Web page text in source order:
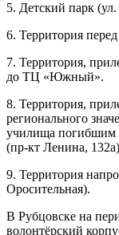
5. Детский парк
6. Территория
7. Территория,
до ТЦ «Южный».
8. Территория,
регионального
училища погибшим
(пр-кт Ленина,
9. Территория
Оросительная).
В Рубцовске на
волонтёрский